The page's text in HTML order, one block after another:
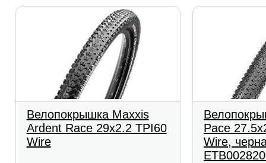
Велопокрышка Maxxis
Ardent Race 29x2.2 TPI60
Wire
Pace
Wire,